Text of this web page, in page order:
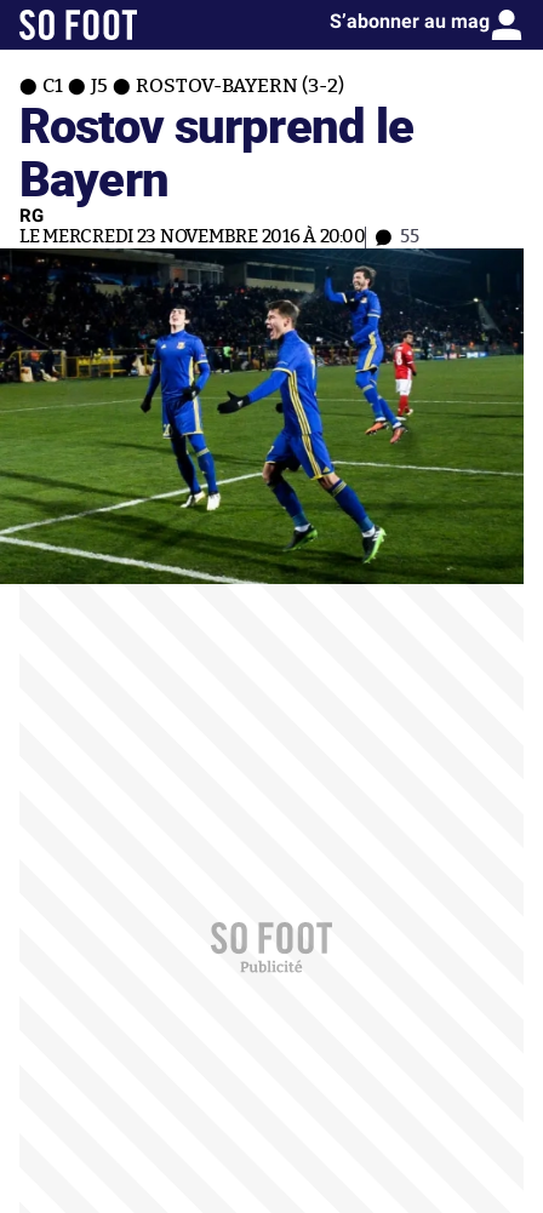
S’abonner au mag
C1 J5 ROSTOV-BAYERN (3-2)
Rostov surprend le
Bayern
RG
LE MERCREDI 23 NOVEMBRE 2016 À 20:00 55